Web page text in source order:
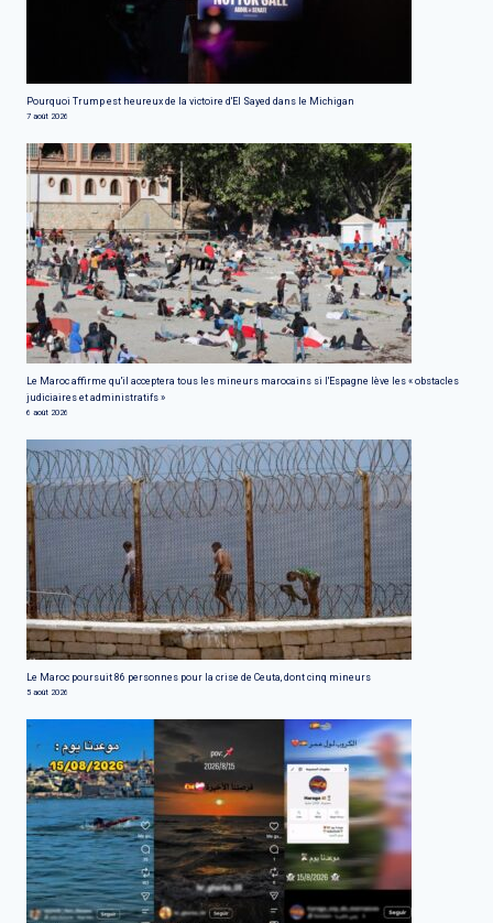
Pourquoi Trump est heureux de la victoire d'El Sayed dans le Michigan
7 août 2026
Le Maroc affirme qu'il acceptera tous les mineurs marocains si l'Espagne lève les « obstacles
judiciaires et administratifs »
6 août 2026
Le Maroc poursuit 86 personnes pour la crise de Ceuta, dont cinq mineurs
5 août 2026